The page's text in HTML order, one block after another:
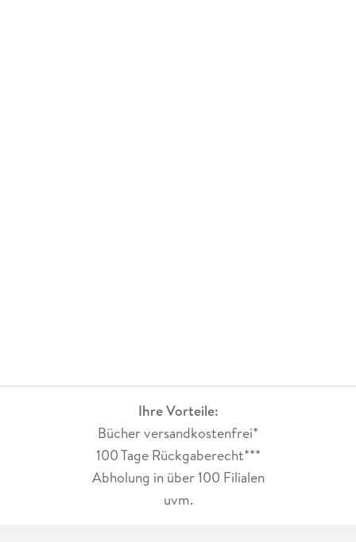
Ihre Vorteile:
Bücher versandkostenfrei*
100 Tage Rückgaberecht***
Abholung in über 100 Filialen
uvm.